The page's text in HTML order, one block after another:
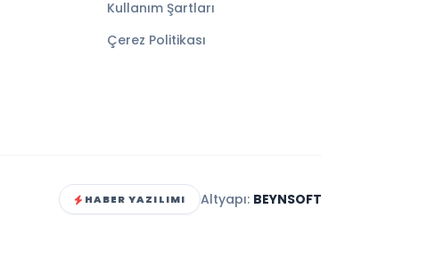
Kullanım Şartları
Çerez Politikası
HABER YAZILIMI Altyapı: BEYNSOFT